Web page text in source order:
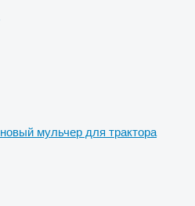
новый мульчер для трактора